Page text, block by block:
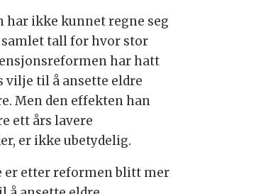
har ikke kunnet regne seg
tall for hvor stor
har hatt
vilje til å ansette eldre
Men den effekten han
ett års lavere
er ikke ubetydelig.
er etter reformen blitt mer